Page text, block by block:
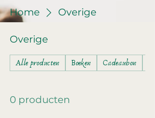
Home Overige
Overige
Alle producten Boeken Cadeaubon
0 producten